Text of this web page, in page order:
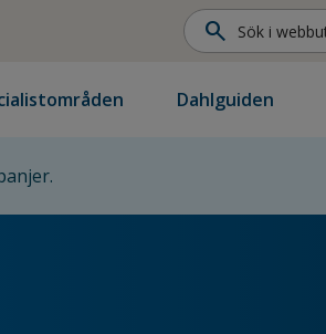
search
Dahlguiden